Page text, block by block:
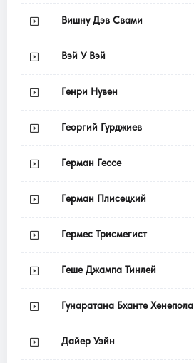
Вишну Дэв Свами
Вэй У Вэй
Генри Нувен
Георгий Гурджиев
Герман Гессе
Герман Плисецкий
Гермес Трисмегист
Геше Джампа Тинлей
Гунаратана Бханте Хенепола
Дайер Уэйн